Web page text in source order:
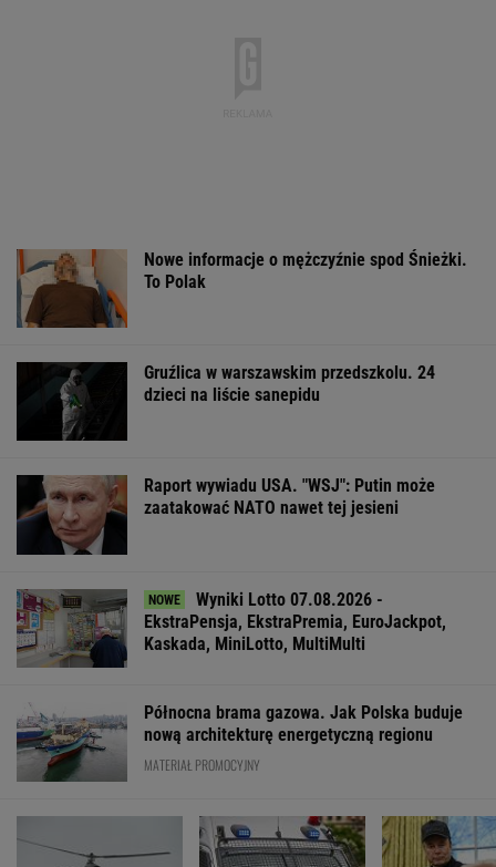
Nowe informacje o mężczyźnie spod Śnieżki.
To Polak
Gruźlica w warszawskim przedszkolu. 24
dzieci na liście sanepidu
Raport wywiadu USA. "WSJ": Putin może
zaatakować NATO nawet tej jesieni
Wyniki Lotto 07.08.2026 -
EkstraPensja, EkstraPremia, EuroJackpot,
Kaskada, MiniLotto, MultiMulti
Północna brama gazowa. Jak Polska buduje
nową architekturę energetyczną regionu
MATERIAŁ PROMOCYJNY